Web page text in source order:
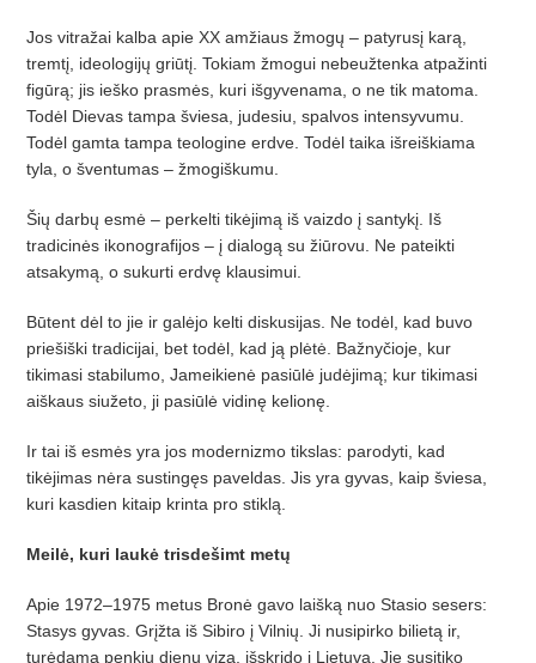
Jos vitražai kalba apie XX amžiaus žmogų – patyrusį karą,
tremtį, ideologijų griūtį. Tokiam žmogui nebeužtenka atpažinti
figūrą; jis ieško prasmės, kuri išgyvenama, o ne tik matoma.
Todėl Dievas tampa šviesa, judesiu, spalvos intensyvumu.
Todėl gamta tampa teologine erdve. Todėl taika išreiškiama
tyla, o šventumas – žmogiškumu.
Šių darbų esmė – perkelti tikėjimą iš vaizdo į santykį. Iš
tradicinės ikonografijos – į dialogą su žiūrovu. Ne pateikti
atsakymą, o sukurti erdvę klausimui.
Būtent dėl to jie ir galėjo kelti diskusijas. Ne todėl, kad buvo
priešiški tradicijai, bet todėl, kad ją plėtė. Bažnyčioje, kur
tikimasi stabilumo, Jameikienė pasiūlė judėjimą; kur tikimasi
aiškaus siužeto, ji pasiūlė vidinę kelionę.
Ir tai iš esmės yra jos modernizmo tikslas: parodyti, kad
tikėjimas nėra sustingęs paveldas. Jis yra gyvas, kaip šviesa,
kuri kasdien kitaip krinta pro stiklą.
Meilė, kuri laukė trisdešimt metų
Apie 1972–1975 metus Bronė gavo laišką nuo Stasio sesers:
Stasys gyvas. Grįžta iš Sibiro į Vilnių. Ji nusipirko bilietą ir,
turėdama penkių dienų vizą, išskrido į Lietuvą. Jie susitiko